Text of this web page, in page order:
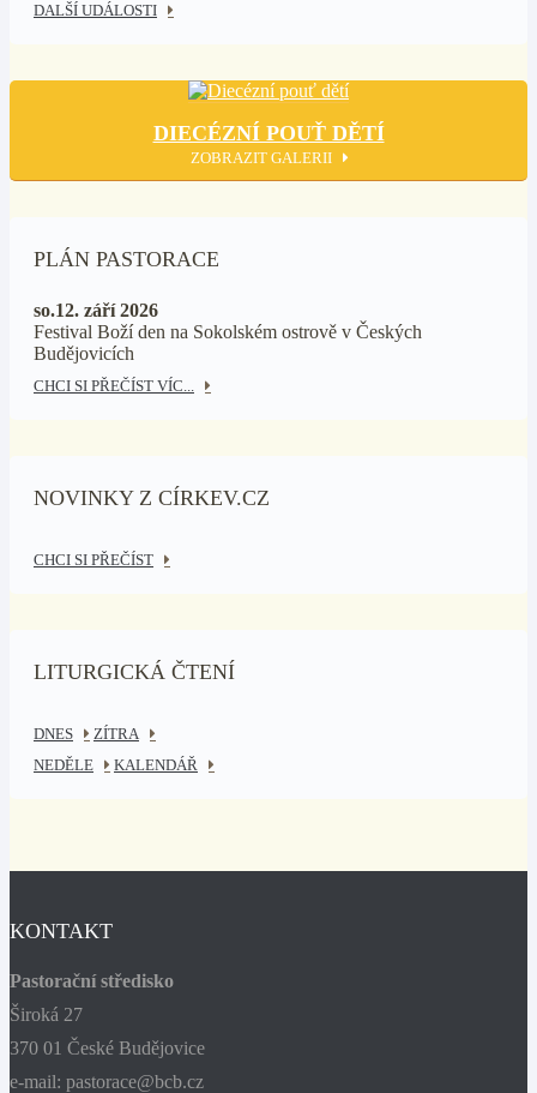
DALŠÍ UDÁLOSTI
DIECÉZNÍ POUŤ DĚTÍ
ZOBRAZIT GALERII
PLÁN PASTORACE
so.12. září 2026
Festival Boží den na Sokolském ostrově v Českých
Budějovicích
CHCI SI PŘEČÍST VÍC...
NOVINKY Z CÍRKEV.CZ
CHCI SI PŘEČÍST
LITURGICKÁ ČTENÍ
DNES
ZÍTRA
NEDĚLE
KALENDÁŘ
KONTAKT
Pastorační středisko
Široká 27
370 01 České Budějovice
e-mail: pastorace@bcb.cz